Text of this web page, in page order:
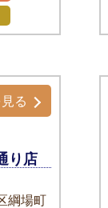
り店
綱場町
る